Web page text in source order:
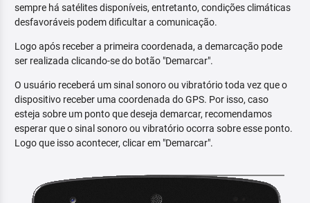
sempre há satélites disponíveis, entretanto, condições climáticas
desfavoráveis podem dificultar a comunicação.
Logo após receber a primeira coordenada, a demarcação pode
ser realizada clicando-se do botão "Demarcar".
O usuário receberá um sinal sonoro ou vibratório toda vez que o
dispositivo receber uma coordenada do GPS. Por isso, caso
esteja sobre um ponto que deseja demarcar, recomendamos
esperar que o sinal sonoro ou vibratório ocorra sobre esse ponto.
Logo que isso acontecer, clicar em "Demarcar".